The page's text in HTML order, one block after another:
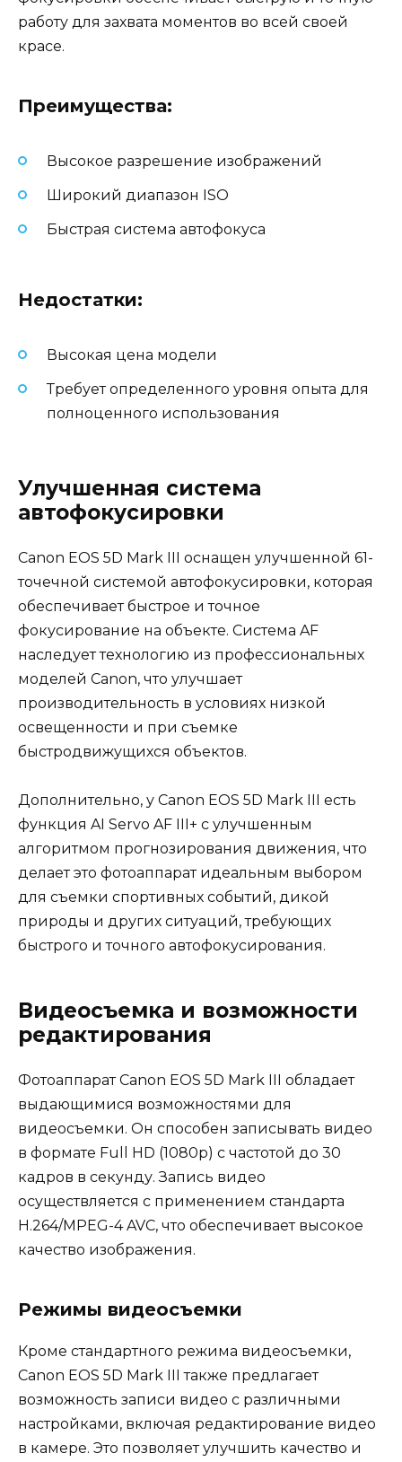
работу для захвата моментов во всей своей
красе.
Преимущества:
Высокое разрешение изображений
Широкий диапазон ISO
Быстрая система автофокуса
Недостатки:
Высокая цена модели
Требует определенного уровня опыта для
полноценного использования
Улучшенная система
автофокусировки
Canon EOS 5D Mark III оснащен улучшенной 61-
точечной системой автофокусировки, которая
обеспечивает быстрое и точное
фокусирование на объекте. Система AF
наследует технологию из профессиональных
моделей Canon, что улучшает
производительность в условиях низкой
освещенности и при съемке
быстродвижущихся объектов.
Дополнительно, у Canon EOS 5D Mark III есть
функция AI Servo AF III+ с улучшенным
алгоритмом прогнозирования движения, что
делает это фотоаппарат идеальным выбором
для съемки спортивных событий, дикой
природы и других ситуаций, требующих
быстрого и точного автофокусирования.
Видеосъемка и возможности
редактирования
Фотоаппарат Canon EOS 5D Mark III обладает
выдающимися возможностями для
видеосъемки. Он способен записывать видео
в формате Full HD (1080p) с частотой до 30
кадров в секунду. Запись видео
осуществляется с применением стандарта
H.264/MPEG-4 AVC, что обеспечивает высокое
качество изображения.
Режимы видеосъемки
Кроме стандартного режима видеосъемки,
Canon EOS 5D Mark III также предлагает
возможность записи видео с различными
настройками, включая редактирование видео
в камере. Это позволяет улучшить качество и